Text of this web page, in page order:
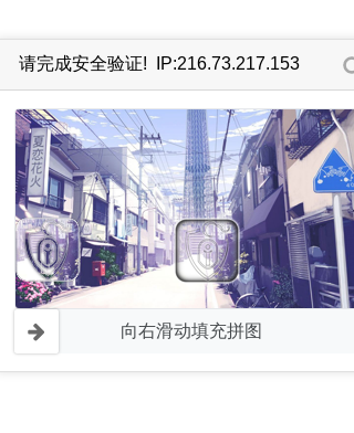
请完成安全验证! IP:216.73.217.153
向右滑动填充拼图